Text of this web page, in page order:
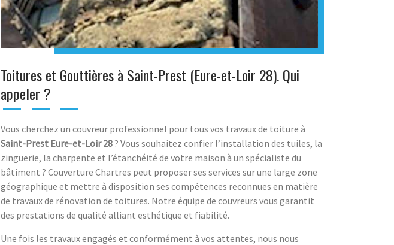
Toitures et Gouttières à Saint-Prest (Eure-et-Loir 28). Qui
appeler ?
Vous cherchez un couvreur professionnel pour tous vos travaux de toiture à
Saint-Prest Eure-et-Loir 28? Vous souhaitez confier l’installation des tuiles, la
zinguerie, la charpente et l’étanchéité de votre maison à un spécialiste du
bâtiment ? Couverture Chartres peut proposer ses services sur une large zone
géographique et mettre à disposition ses compétences reconnues en matière
de travaux de rénovation de toitures. Notre équipe de couvreurs vous garantit
des prestations de qualité alliant esthétique et fiabilité.
Une fois les travaux engagés et conformément à vos attentes, nous nous